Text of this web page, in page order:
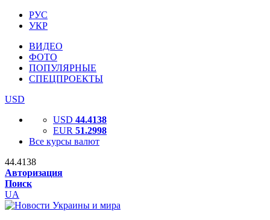
РУС
УКР
ВИДЕО
ФОТО
ПОПУЛЯРНЫЕ
СПЕЦПРОЕКТЫ
USD
USD 44.4138
EUR 51.2998
Все курсы валют
44.4138
Авторизация
Поиск
UA